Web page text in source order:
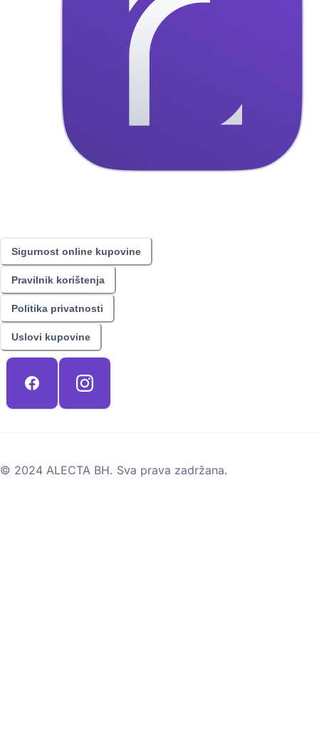
Sigurnost online kupovine
Pravilnik korištenja
Politika privatnosti
Uslovi kupovine
© 2024 ALECTA BH. Sva prava zadržana.